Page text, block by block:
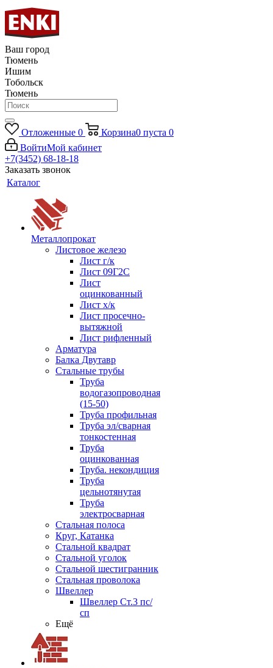
Ваш город
Тюмень
Ишим
Тобольск
Тюмень
Отложенные 0 Корзина0 пуста 0
ВойтиМой кабинет
+7(3452) 68-18-18
Заказать звонок
Каталог
Металлопрокат
Листовое железо
Лист г/к
Лист 09Г2С
Лист
оцинкованный
Лист х/к
Лист просечно-
вытяжной
Лист рифленный
Арматура
Балка Двутавр
Стальные трубы
Труба
водогазопроводная
(15-50)
Труба профильная
Труба эл/сварная
тонкостенная
Труба
оцинкованная
Труба. некондиция
Труба
цельнотянутая
Труба
электросварная
Стальная полоса
Круг, Катанка
Стальной квадрат
Стальной уголок
Стальной шестигранник
Стальная проволока
Швеллер
Швеллер Ст.3 пс/
сп
Ещё